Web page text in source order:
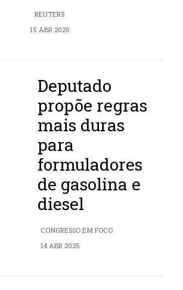
REUTERS
15 ABR 2025
Deputado
propõe regras
mais duras
para
formuladores
de gasolina e
diesel
CONGRESSO EM FOCO
14 ABR 2025